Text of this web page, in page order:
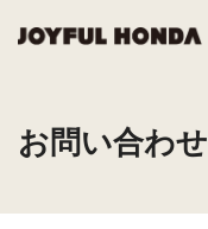
お問い合わせ